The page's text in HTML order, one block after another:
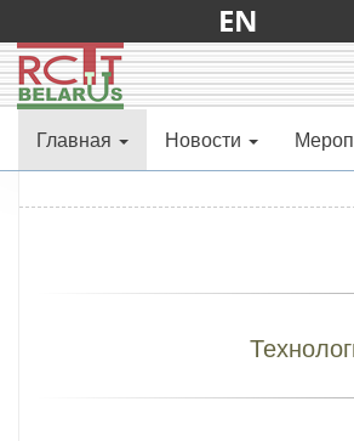
EN
Главная Новости